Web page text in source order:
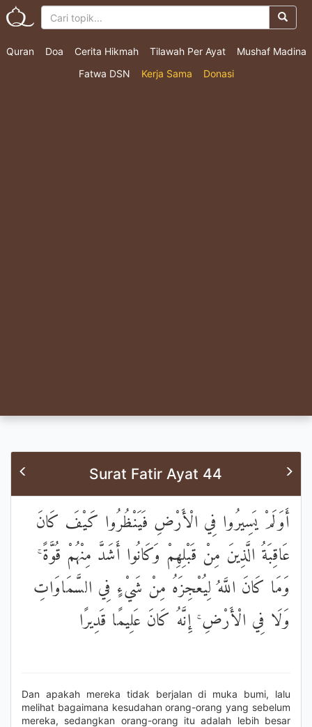
Quran Doa Cerita Hikmah Tilawah Per Ayat
Mushaf Madina
Fatwa DSN
Kerja Sama Donasi
Surat Fatir Ayat 44
أَوَلَمْ يَسِيرُوا فِي الْأَرْضِ فَيَنْظُرُوا كَيْفَ كَانَ
عَاقِبَةُ الَّذِينَ مِنْ قَبْلِهِمْ وَكَانُوا أَشَدَّ مِنْهُمْ قُوَّةً ۚ
وَمَا كَانَ اللَّهُ لِيُعْجِزَهُ مِنْ شَيْءٍ فِي السَّمَاوَاتِ
وَلَا فِي الْأَرْضِ ۚ إِنَّهُ كَانَ عَلِيمًا قَدِيرًا
Dan apakah mereka tidak berjalan di muka bumi, lalu
melihat bagaimana kesudahan orang-orang yang sebelum
mereka, sedangkan orang-orang itu adalah lebih besar